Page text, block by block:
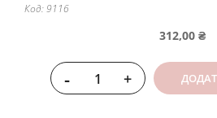
Код: 9116
312,00 ₴
- +